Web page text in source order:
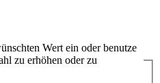
Wert ein oder benutze
zu erhöhen oder zu